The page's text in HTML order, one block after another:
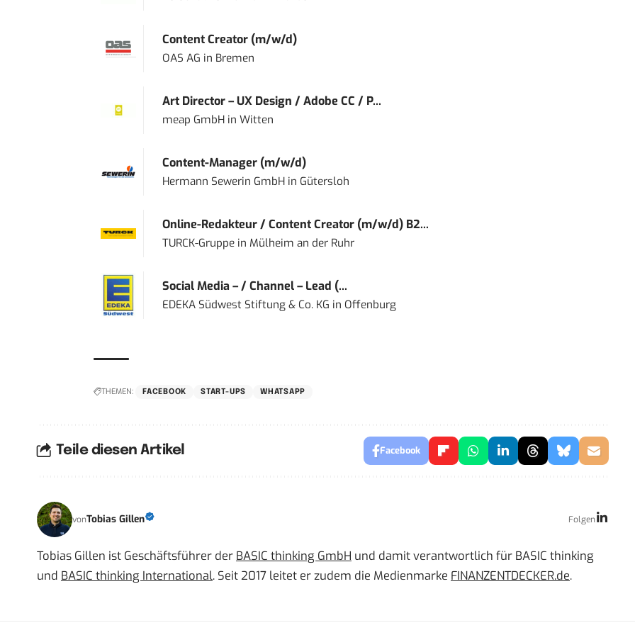
Content Creator (m/w/d)
OAS AG in Bremen
Art Director – UX Design / Adobe CC / P...
meap GmbHin Witten
Content-Manager (m/w/d)
Hermann Sewerin GmbHin Gütersloh
Online-Redakteur / Content Creator (m/w/d) B2...
TURCK-Gruppein Mülheim an der Ruhr
Social Media – / Channel – Lead (...
EDEKA Südwest Stiftung & Co. KG in Offenburg
THEMEN: FACEBOOK START-UPS WHATSAPP
Teile diesen Artikel Facebook
vonTobias Gillen Folgen
Tobias Gillen ist Geschäftsführer der BASIC thinking GmbH und damit verantwortlich für BASIC thinking
und BASIC thinking International. Seit 2017 leitet er zudem die Medienmarke FINANZENTDECKER.de.